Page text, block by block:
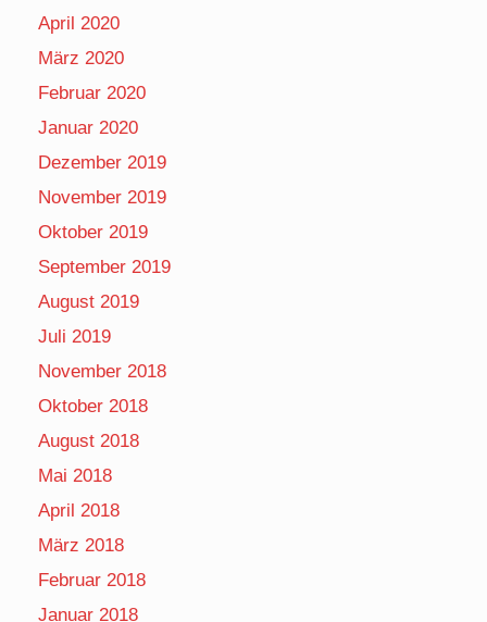
April 2020
März 2020
Februar 2020
Januar 2020
Dezember 2019
November 2019
Oktober 2019
September 2019
August 2019
Juli 2019
November 2018
Oktober 2018
August 2018
Mai 2018
April 2018
März 2018
Februar 2018
Januar 2018